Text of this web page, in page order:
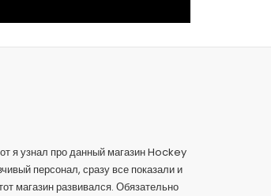
я узнал про данный магазин Hockey
персонал, сразу все показали и
магазин развивался. Обязательно